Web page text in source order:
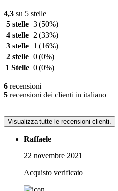
4,3 su 5 stelle
5 stelle 3 (50%)
4 stelle 2 (33%)
3 stelle
1 (16%)
2 stelle 0 (0%)
1 Stelle 0 (0%)
6 recensioni
5 recensioni dei clienti in italiano
Visualizza tutte le recensioni clienti.
Raffaele
22 novembre 2021
Acquisto verificato